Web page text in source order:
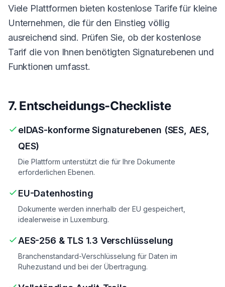
Viele Plattformen bieten kostenlose Tarife für kleine
Unternehmen, die für den Einstieg völlig
ausreichend sind. Prüfen Sie, ob der kostenlose
Tarif die von Ihnen benötigten Signaturebenen und
Funktionen umfasst.
7. Entscheidungs-Checkliste
eIDAS-konforme Signaturebenen (SES, AES,
QES)
Die Plattform unterstützt die für Ihre Dokumente
erforderlichen Ebenen.
EU-Datenhosting
Dokumente werden innerhalb der EU gespeichert,
idealerweise in Luxemburg.
AES-256 & TLS 1.3 Verschlüsselung
Branchenstandard-Verschlüsselung für Daten im
Ruhezustand und bei der Übertragung.